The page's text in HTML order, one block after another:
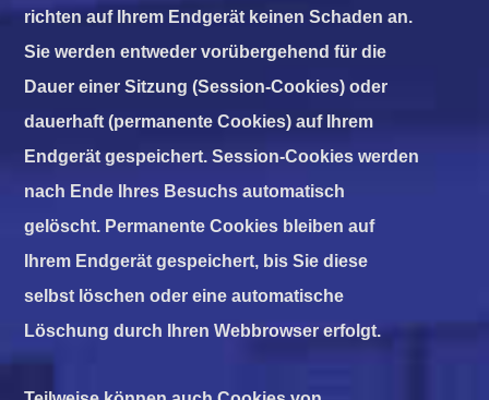
richten auf Ihrem Endgerät keinen Schaden an.
Sie werden entweder vorübergehend für die
Dauer einer Sitzung (Session-Cookies) oder
dauerhaft (permanente Cookies) auf Ihrem
Endgerät gespeichert. Session-Cookies werden
nach Ende Ihres Besuchs automatisch
gelöscht. Permanente Cookies bleiben auf
Ihrem Endgerät gespeichert, bis Sie diese
selbst löschen oder eine automatische
Löschung durch Ihren Webbrowser erfolgt.